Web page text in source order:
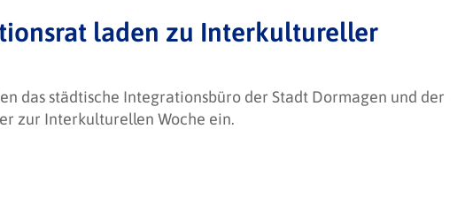
laden zu Interkultureller
das städtische Integrationsbüro der Stadt Dormagen und der
zur Interkulturellen Woche ein.